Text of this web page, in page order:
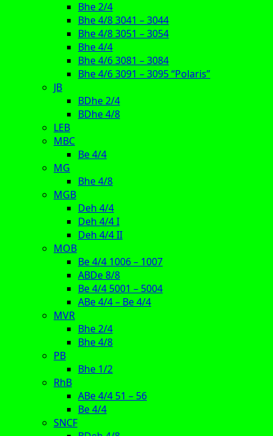
Bhe 2/4
Bhe 4/8 3041 – 3044
Bhe 4/8 3051 – 3054
Bhe 4/4
Bhe 4/6 3081 – 3084
Bhe 4/6 3091 – 3095 “Polaris”
JB
BDhe 2/4
BDhe 4/8
LEB
MBC
Be 4/4
MG
Bhe 4/8
MGB
Deh 4/4
Deh 4/4 I
Deh 4/4 II
MOB
Be 4/4 1006 – 1007
ABDe 8/8
Be 4/4 5001 – 5004
ABe 4/4 – Be 4/4
MVR
Bhe 2/4
Bhe 4/8
PB
Bhe 1/2
RhB
ABe 4/4 51 – 56
Be 4/4
SNCF